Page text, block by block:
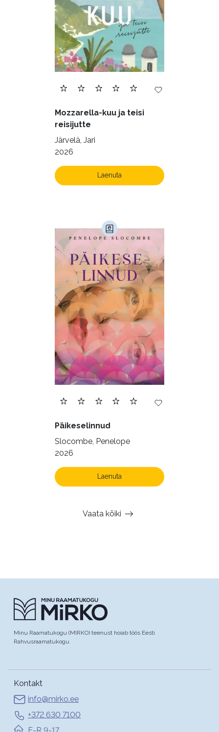
Mozzarella-kuu ja teisi
reisijutte
Järvelä, Jari
2026
Laenuta
Päikeselinnud
Slocombe, Penelope
2026
Laenuta
Vaata kõiki
Minu Raamatukogu (MIRKO) teenust hoiab töös Eesti
Rahvusraamatukogu
Kontakt
info@mirko.ee
+372 630 7100